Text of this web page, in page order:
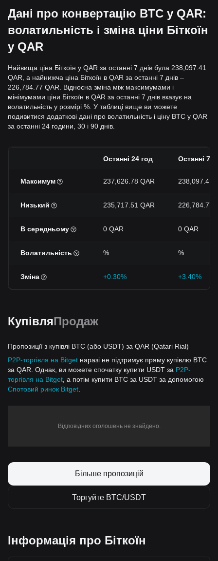
Дані про конвертацію BTC у QAR:
волатильність і зміна ціни Біткоїн
у QAR
Найвища ціна Біткоїн у QAR за останні 7 днів була 238,097.41
QAR, а найнижча ціна Біткоїн в QAR за останні 7 днів –
226,784.77 QAR. Відносна зміна між максимумами і
мінімумами ціни Біткоїн в QAR за останні 7 днів вказує на
волатильність у розмірі %. У таблиці вище ви можете
подивитися додаткові дані про волатильність і ціну BTC у QAR
за останні 24 години, 30 і 90 днів.
Останні 24 год Останні 7
Максимум 237,626.78 QAR 238,097.41
Низький 235,717.51 QAR 226,784.77
В середньому 0 QAR 0 QAR
Волатильність % %
Зміна +0.30% +3.40%
КупівляПродаж
Пропозиції з купівлі BTC (або USDT) за QAR (Qatari Rial)
P2P-торгівля на Bitget наразі не підтримує пряму купівлю BTC
за QAR. Однак, ви можете спочатку купити USDT за P2P-
торгівля на Bitget , а потім купити BTC за USDT за допомогою
Спотовий ринок Bitget
Відповідних оголошень не знайдено.
Більше пропозицій
Торгуйте BTC/USDT
Інформація про Біткоїн